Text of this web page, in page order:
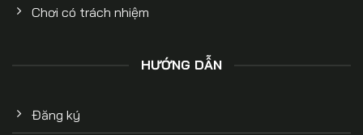
Chơi có trách nhiệm
HƯỚNG DẪN
Đăng ký